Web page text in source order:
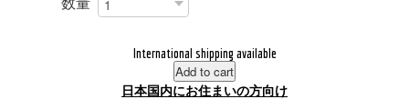
International shipping available
Add to cart
日本国内にお住まいの方向け